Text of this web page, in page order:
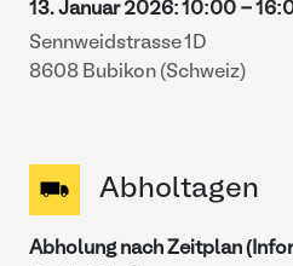
13. Januar 2026: 10:00 -
Sennweidstrasse 1D
8608 Bubikon (Schweiz)
Abholtagen
Abholung nach Zeitplan